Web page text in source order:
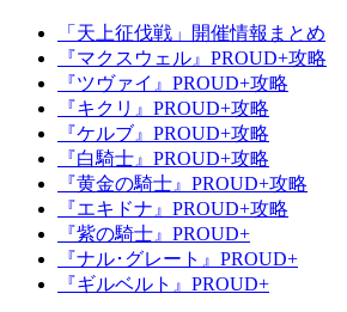
「天上征伐戦」開催情報まとめ
『マクスウェル』PROUD+攻略
『ツヴァイ』PROUD+攻略
『キクリ』PROUD+攻略
『ケルブ』PROUD+攻略
『白騎士』PROUD+攻略
『黄金の騎士』PROUD+攻略
『エキドナ』PROUD+攻略
『紫の騎士』PROUD+
『ナル･グレート』PROUD+
『ギルベルト』PROUD+